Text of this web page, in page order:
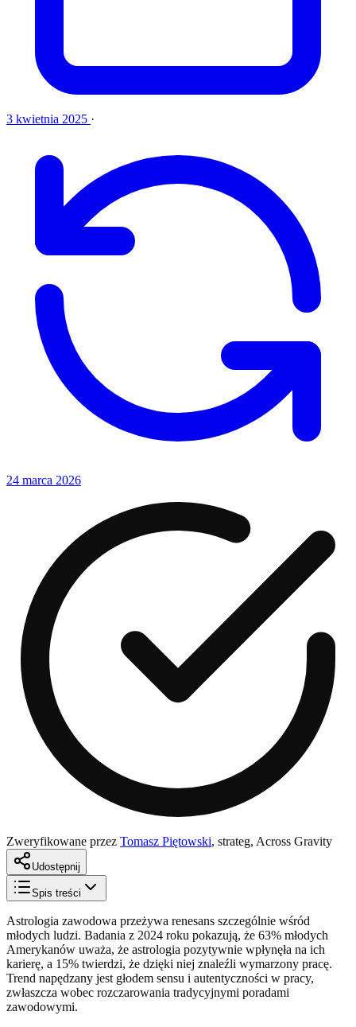
3 kwietnia 2025 ·
24 marca 2026
Zweryfikowane przez Tomasz Piętowski, strateg, Across Gravity
Udostępnij
Spis treści
Astrologia zawodowa przeżywa renesans szczególnie wśród
młodych ludzi. Badania z 2024 roku pokazują, że 63% młodych
Amerykanów uważa, że astrologia pozytywnie wpłynęła na ich
karierę, a 15% twierdzi, że dzięki niej znaleźli wymarzony pracę.
Trend napędzany jest głodem sensu i autentyczności w pracy,
zwłaszcza wobec rozczarowania tradycyjnymi poradami
zawodowymi.